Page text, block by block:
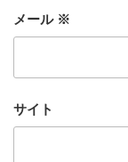
メール ※
サイト